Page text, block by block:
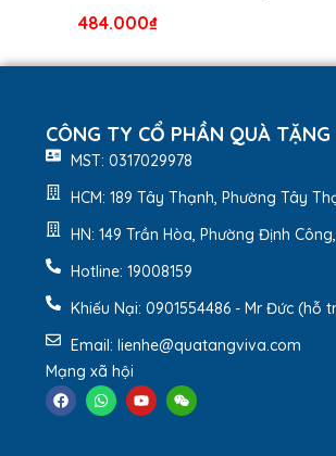
1. Giới Thiệu
2. Đặc Điểm
2.1. Thiết kế nắp
Bình giữ nhiệt Lock&Lock
chỉ
nước.
484.000₫
CÔNG TY CỔ PHẦN QUÀ
MST: 0317029978
HCM: 189 Tây Thạnh, Phường Tây
HN: 149 Trần Hòa, Phường Định
Hotline: 19008159
Khiếu Nại: 0901554486 - Mr Đức (hỗ
Email: lienhe@quatangviva.com
Mạng xã hội